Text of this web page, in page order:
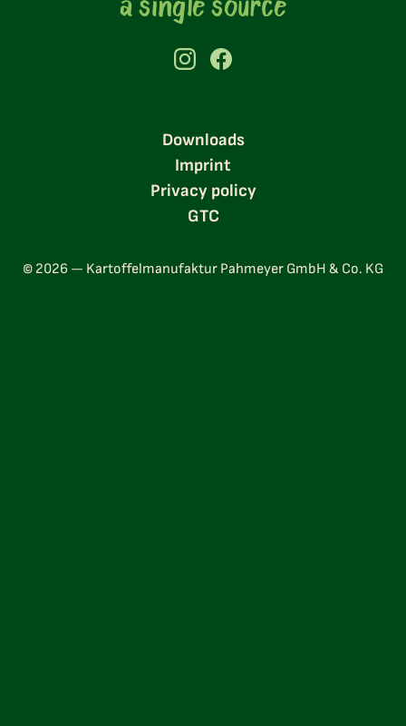
Downloads
Imprint
Privacy policy
GTC
© 2026 — Kartoffelmanufaktur Pahmeyer GmbH & Co. KG